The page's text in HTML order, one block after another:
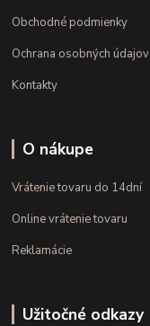
Obchodné podmienky
Ochrana osobných údajov
Kontakty
O nákupe
Vrátenie tovaru do 14dní
Online vrátenie tovaru
Reklamácie
Užitočné odkazy